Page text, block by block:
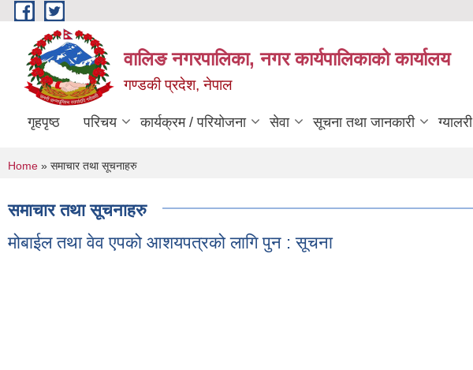
Skip to main content
वालिङ नगरपालिका, नगर कार्यपालिकाको कार्यालय
गण्डकी प्रदेश, नेपाल
गृहपृष्ठ परिचय कार्यक्रम / परियोजना सेवा सूचना तथा जानकारी ग्यालरी
You are here
Home » समाचार तथा सूचनाहरु
समाचार तथा सूचनाहरु
मोबाईल तथा वेव एपको आशयपत्रको लागि पुन : सूचना